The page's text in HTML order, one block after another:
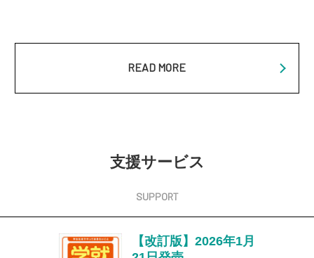
READ MORE
支援サービス
【改訂版】2026年1月